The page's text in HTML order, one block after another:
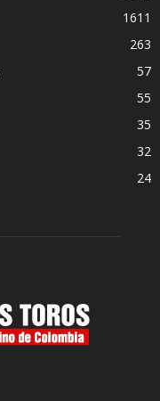
1611
263
57
55
35
32
24